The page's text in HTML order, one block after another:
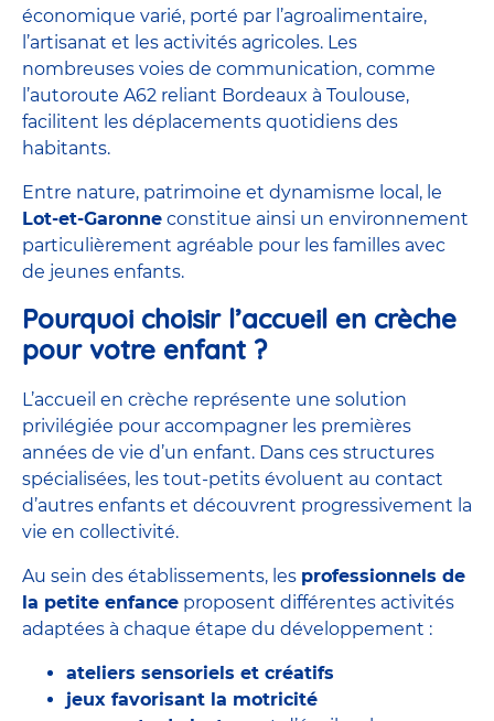
économique varié, porté par l’agroalimentaire,
l’artisanat et les activités agricoles. Les
nombreuses voies de communication, comme
l’autoroute A62 reliant Bordeaux à Toulouse,
facilitent les déplacements quotidiens des
habitants.
Entre nature, patrimoine et dynamisme local, le
Lot-et-Garonne constitue ainsi un environnement
particulièrement agréable pour les familles avec
de jeunes enfants.
Pourquoi choisir l’accueil en crèche
pour votre enfant ?
L’accueil en crèche représente une solution
privilégiée pour accompagner les premières
années de vie d’un enfant. Dans ces structures
spécialisées, les tout-petits évoluent au contact
d’autres enfants et découvrent progressivement la
vie en collectivité.
Au sein des établissements, les professionnels de
la petite enfance proposent différentes activités
adaptées à chaque étape du développement :
ateliers sensoriels et créatifs
jeux favorisant la motricité